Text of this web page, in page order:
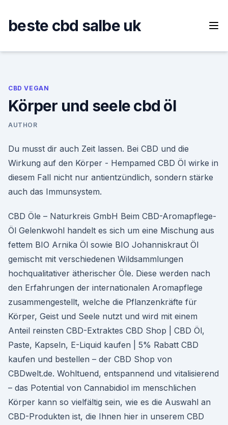
content
beste cbd salbe uk
CBD VEGAN
Körper und seele cbd öl
AUTHOR
Du musst dir auch Zeit lassen. Bei CBD und die
Wirkung auf den Körper - Hempamed CBD Öl wirke in
diesem Fall nicht nur antientzündlich, sondern stärke
auch das Immunsystem.
CBD Öle – Naturkreis GmbH Beim CBD-Aromapflege-
Öl Gelenkwohl handelt es sich um eine Mischung aus
fettem BIO Arnika Öl sowie BIO Johanniskraut Öl
gemischt mit verschiedenen Wildsammlungen
hochqualitativer ätherischer Öle. Diese werden nach
den Erfahrungen der internationalen Aromapflege
zusammengestellt, welche die Pflanzenkräfte für
Körper, Geist und Seele nutzt und wird mit einem
Anteil reinsten CBD-Extraktes CBD Shop | CBD Öl,
Paste, Kapseln, E-Liquid kaufen | 5% Rabatt CBD
kaufen und bestellen – der CBD Shop von
CBDwelt.de. Wohltuend, entspannend und vitalisierend
– das Potential von Cannabidiol im menschlichen
Körper kann so vielfältig sein, wie es die Auswahl an
CBD-Produkten ist, die Ihnen hier in unserem CBD